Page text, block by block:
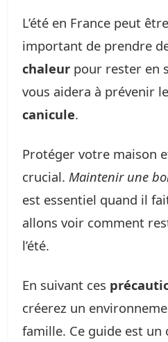
L’été en France peut
important de prendre
chaleur pour rester en
vous aidera à prévenir
canicule.
Protéger votre maison
crucial. Maintenir une
est essentiel quand il
allons voir comment
l’été.
En suivant ces
créerez un
famille. Ce guide est